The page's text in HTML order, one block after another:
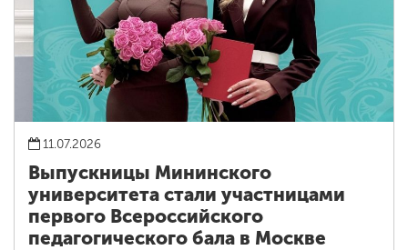
11.07.2026
Выпускницы Мининского
университета стали участницами
первого Всероссийского
педагогического бала в Москве